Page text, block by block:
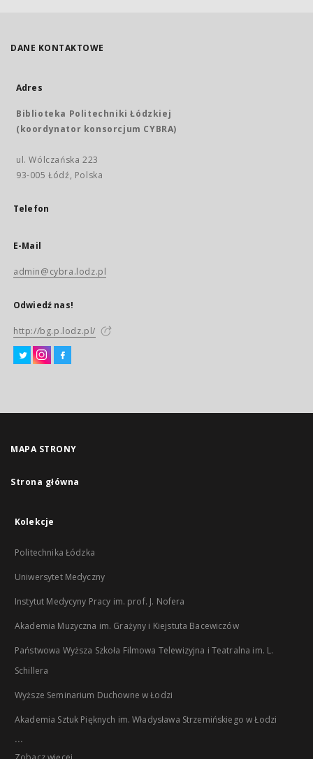
DANE KONTAKTOWE
Adres
Biblioteka Politechniki Łódzkiej
(koordynator konsorcjum CYBRA)
ul. Wólczańska 223
93-005 Łódź, Polska
Telefon
E-Mail
admin@cybra.lodz.pl
Odwiedź nas!
http://bg.p.lodz.pl/
MAPA STRONY
Strona główna
Kolekcje
Politechnika Łódzka
Uniwersytet Medyczny
Instytut Medycyny Pracy im. prof. J. Nofera
Akademia Muzyczna im. Grażyny i Kiejstuta Bacewiczów
Państwowa Wyższa Szkoła Filmowa Telewizyjna i Teatralna im. L.
Schillera
Wyższe Seminarium Duchowne w Łodzi
Akademia Sztuk Pięknych im. Władysława Strzemińskiego w Łodzi
...